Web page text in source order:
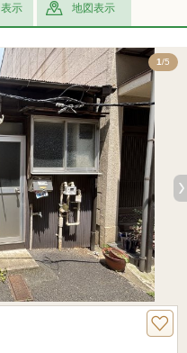
示 地図表示
1/5